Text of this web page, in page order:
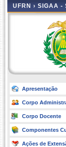
UFRN › SIGAA -
Apresentação
Corpo
Corpo Docente
Componentes
Ações de